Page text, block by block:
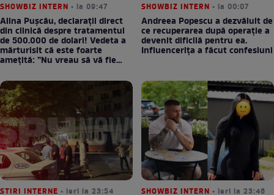
SHOWBIZ INTERN • la 09:47
Alina Pușcău, declarații direct
din clinică despre tratamentul
de 500.000 de dolari! Vedeta a
mărturisit că este foarte
amețită: ”Nu vreau să vă fie
SHOWBIZ INTERN • la 00:07
Andreea Popescu a dezvăluit de
ce recuperarea după operație a
devenit dificilă pentru ea.
Influencerița a făcut confesiuni
STIRI INTERNE • ieri la 23:54 SHOWBIZ INTERN • ieri la 23:46